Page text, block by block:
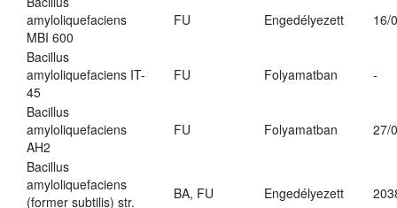
amyloliquefaciens
MBI 600
FU Engedélyezett 16/
Bacillus
amyloliquefaciens IT-
45
FU Folyamatban -
Bacillus
amyloliquefaciens
AH2
FU Folyamatban 27/
Bacillus
amyloliquefaciens
(former subtilis) str.
BA, FU Engedélyezett